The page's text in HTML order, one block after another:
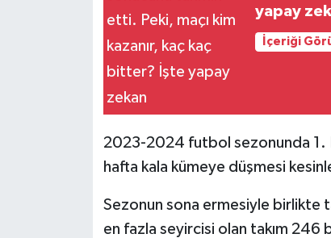
yapay
İçeriği
2023-2024 futbol sezonunda 1.
hafta kala kümeye düşmesi
Sezonun sona ermesiyle birlikte
en fazla seyircisi olan takım